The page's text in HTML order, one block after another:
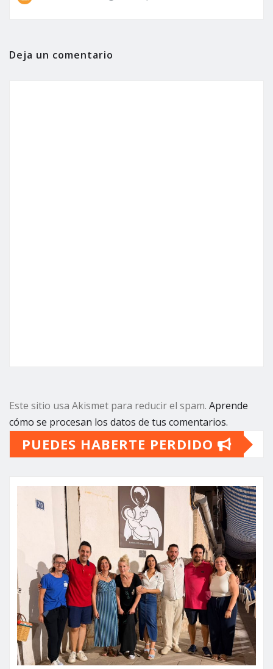
Deja un comentario
Este sitio usa Akismet para reducir el spam. Aprende
cómo se procesan los datos de tus comentarios.
PUEDES HABERTE PERDIDO